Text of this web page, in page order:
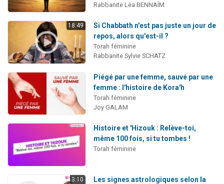
Rabbanite Léa BENNAÏM
18:49
Si Chabbath n'est pas juste un jour de
repos, alors qu'est-il ?
Torah féminine
Rabbanite Sylvie SCHATZ
Piégé par une femme, sauvé par une
femme : l'histoire de Kora'h
Torah féminine
Joy GALAM
Histoire et 'Hizouk : Relève-toi,
même 100 fois, si tu tombes !
Torah féminine
3:10
Les signes astrologiques selon la